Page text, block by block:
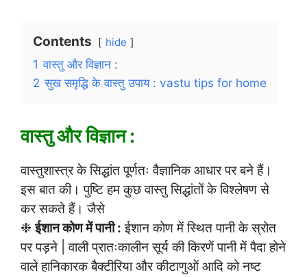
Contents hide
1 वास्तु और विज्ञान :
2 सुख समृद्धि के वास्तु उपाय : vastu tips for home
वास्तु और विज्ञान :
वास्तुशास्त्र के सिद्धांत पूर्णतः वैज्ञानिक आधार पर बने हैं।
इस बात की। पुष्टि हम कुछ वास्तु सिद्धांतों के विश्लेषण से
कर सकते हैं। जैसे
❉ईशान कोण में पानी : ईशान कोण में स्थित पानी के स्रोत
पर पड़ने | वाली प्रातःकालीन सूर्य की किरणें पानी में पैदा होने
वाले हानिकारक बैक्टीरिया और कीटाणुओं आदि को नष्ट